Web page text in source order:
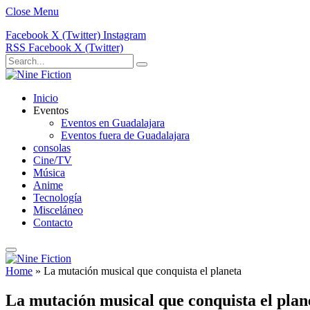
Close Menu
Facebook X (Twitter) Instagram
RSS Facebook X (Twitter)
Inicio
Eventos
Eventos en Guadalajara
Eventos fuera de Guadalajara
consolas
Cine/TV
Música
Anime
Tecnología
Misceláneo
Contacto
Home » La mutación musical que conquista el planeta
La mutación musical que conquista el